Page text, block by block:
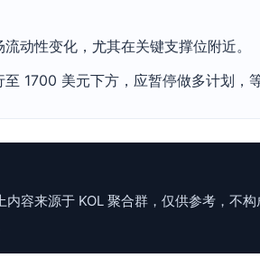
动性变化，尤其在关键支撑位附近。
1700 美元下方，应暂停做多计划，
内容来源于 KOL 聚合群，仅供参考，不